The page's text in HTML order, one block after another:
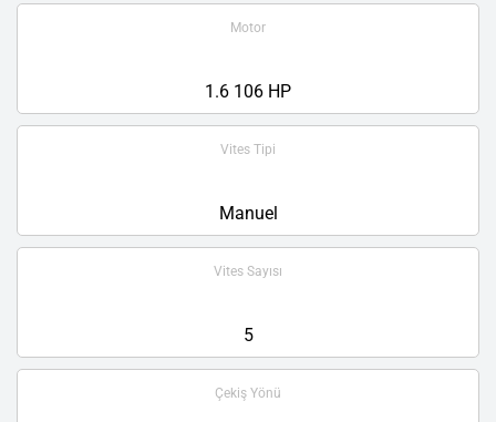
Motor
1.6 106 HP
Vites Tipi
Manuel
Vites Sayısı
5
Çekiş Yönü